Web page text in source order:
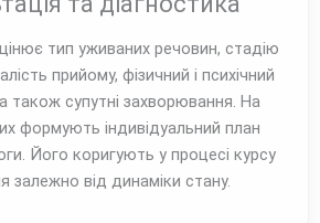
тип уживаних речовин, стадію
прийому, фізичний і психічний
також супутні захворювання. На
формують індивідуальний план
Його коригують у процесі курсу
залежно від динаміки стану.